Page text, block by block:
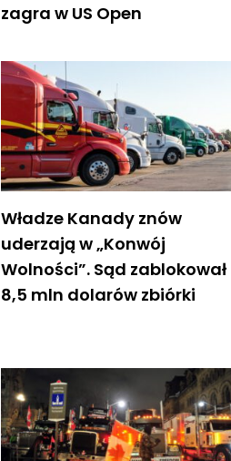
zagra w US Open
Władze Kanady znów
uderzają w „Konwój
Wolności”. Sąd zablokował
8,5 mln dolarów zbiórki